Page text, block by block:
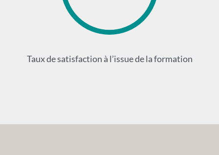
Taux de satisfaction à l’issue de la formation